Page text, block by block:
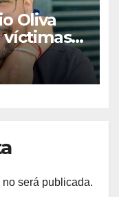
Oliva
dejar
Madrid
será publicada.